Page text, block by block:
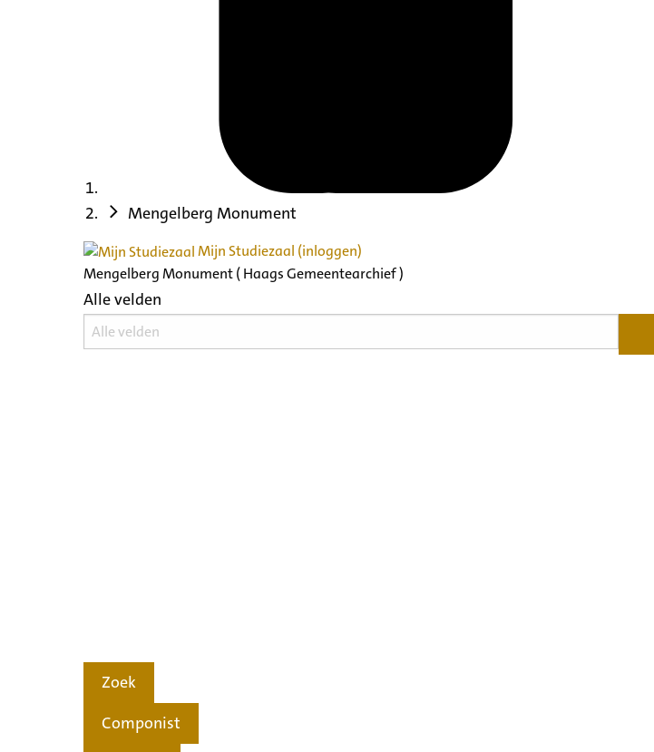
Mengelberg Monument
Mijn Studiezaal (inloggen)
Mengelberg Monument ( Haags Gemeentearchief )
Alle velden
Zoek
Componist